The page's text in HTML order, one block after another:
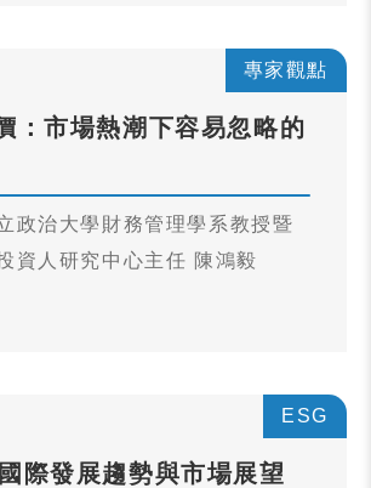
專家觀點
：市場熱潮下容易忽略的
政治大學財務管理學系教授暨
資人研究中心主任 陳鴻毅
ESG
際發展趨勢與市場展望